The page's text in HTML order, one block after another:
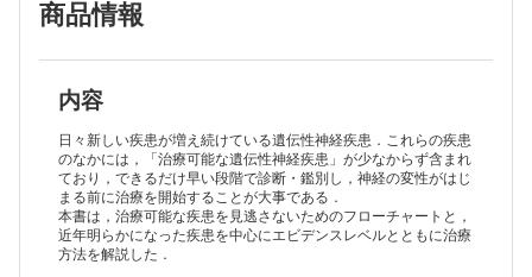
2 退行
3 大頭症
6 肝脾腫
7 てんかん
第Ⅱ部 総論
1 アミノ酸代謝異常症
2 有機酸代謝異常症
3 脂肪酸代謝異常症
4 ライソゾーム病，ペルオキシソーム病
5 ミトコンドリア病
6 尿素サイクル異常症
商品情報
内容
日々新しい疾患が増え続けている遺伝性神経疾患．これらの疾患
のなかには，「治療可能な遺伝性神経疾患」が少なからず含まれ
ており，できるだけ早い段階で診断・鑑別し，神経の変性がはじ
まる前に治療を開始することが大事である．
本書は，治療可能な疾患を見逃さないためのフローチャートと，
近年明らかになった疾患を中心にエビデンスレベルとともに治療
方法を解説した．